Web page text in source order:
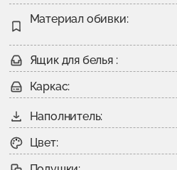
Материал обивки:
Ящик для белья :
Каркас:
Наполнитель:
Цвет: